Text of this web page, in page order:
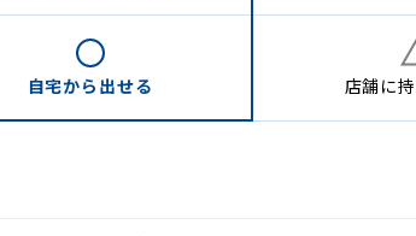
自宅から 出せる 店舗に